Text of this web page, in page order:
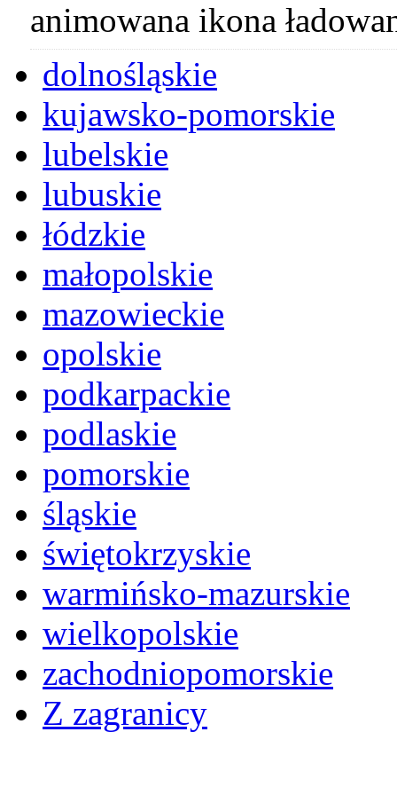
animowana ikona
dolnośląskie
kujawsko-pomorskie
lubelskie
lubuskie
łódzkie
małopolskie
mazowieckie
opolskie
podkarpackie
podlaskie
pomorskie
śląskie
świętokrzyskie
warmińsko-mazurskie
wielkopolskie
zachodniopomorskie
Z zagranicy